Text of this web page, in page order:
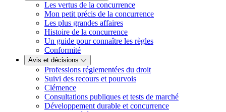
Les vertus de la concurrence
Mon petit précis de la concurrence
Les plus grandes affaires
Histoire de la concurrence
Un guide pour connaître les règles
Conformité
Avis et décisions
Professions réglementées du droit
Suivi des recours et pourvois
Clémence
Consultations publiques et tests de marché
Développement durable et concurrence